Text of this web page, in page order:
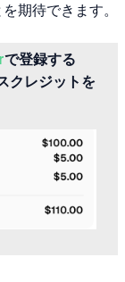
期待できます。
で登録する
クレジットを